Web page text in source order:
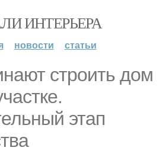
ИНТЕРЬЕРА
новости статьи
строить дом
этап